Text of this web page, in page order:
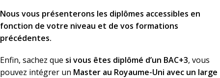
Nous vous présenterons les diplômes accessibles en
fonction de votre niveau et de vos formations
précédentes.
Enfin, sachez que si vous êtes diplômé d’un BAC+3, vous
pouvez intégrer un Master au Royaume-Uni avec un large